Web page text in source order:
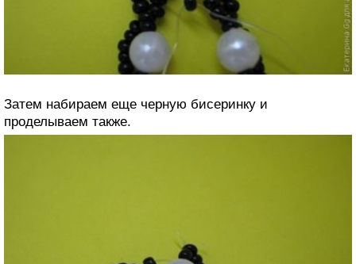
Затем набираем еще черную бисеринку и
проделываем также.